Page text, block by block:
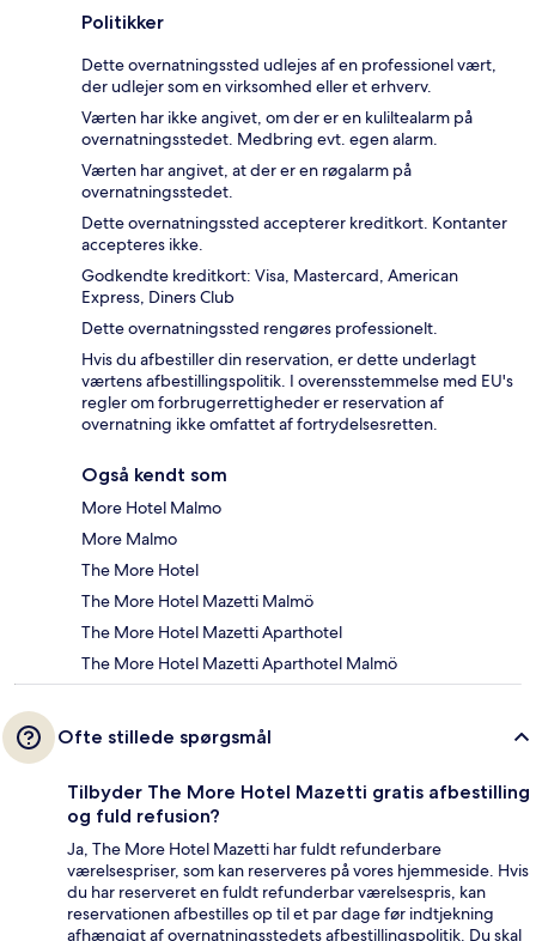
Politikker
Dette overnatningssted udlejes af en professionel vært,
der udlejer som en virksomhed eller et erhverv.
Værten har ikke angivet, om der er en kuliltealarm på
overnatningsstedet. Medbring evt. egen alarm.
Værten har angivet, at der er en røgalarm på
overnatningsstedet.
Dette overnatningssted accepterer kreditkort. Kontanter
accepteres ikke.
Godkendte kreditkort: Visa, Mastercard, American
Express, Diners Club
Dette overnatningssted rengøres professionelt.
Hvis du afbestiller din reservation, er dette underlagt
værtens afbestillingspolitik. I overensstemmelse med EU's
regler om forbrugerrettigheder er reservation af
overnatning ikke omfattet af fortrydelsesretten.
Også kendt som
More Hotel Malmo
More Malmo
The More Hotel
The More Hotel Mazetti Malmö
The More Hotel Mazetti Aparthotel
The More Hotel Mazetti Aparthotel Malmö
Ofte stillede spørgsmål
Tilbyder The More Hotel Mazetti gratis afbestilling
og fuld refusion?
Ja, The More Hotel Mazetti har fuldt refunderbare
værelsespriser, som kan reserveres på vores hjemmeside. Hvis
du har reserveret en fuldt refunderbar værelsespris, kan
reservationen afbestilles op til et par dage før indtjekning
afhængigt af overnatningsstedets afbestillingspolitik. Du skal